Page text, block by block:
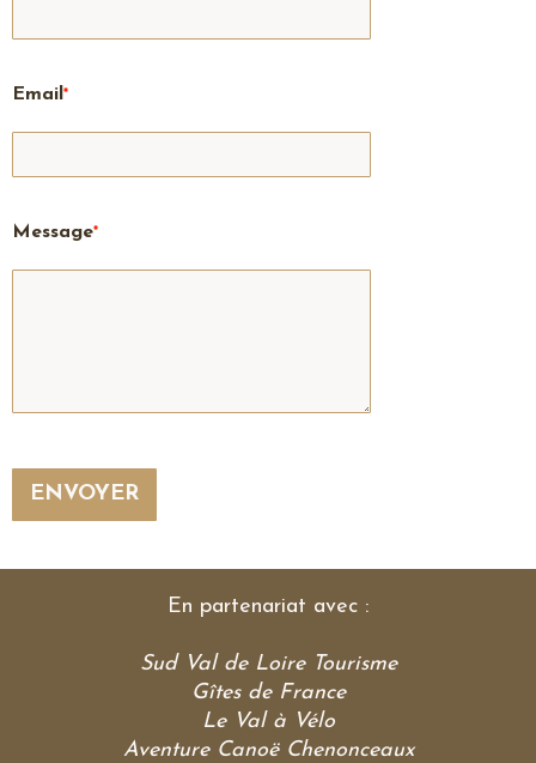
Email *
Message*
ENVOYER
En partenariat avec :
Sud Val de Loire Tourisme
Gîtes de France
Le Val à Vélo
Aventure Canoë Chenonceaux